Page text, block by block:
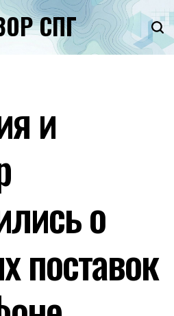
СПГ
и
о
поставок